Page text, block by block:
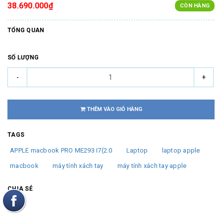
38.690.000₫ CÒN HÀNG
TỔNG QUAN
SỐ LƯỢNG
- +
THÊM VÀO GIỎ HÀNG
TAGS
APPLE macbook PRO ME293 I7(2.0 Laptop laptop apple
macbook máy tính xách tay máy tính xách tay apple
CHIA SẺ